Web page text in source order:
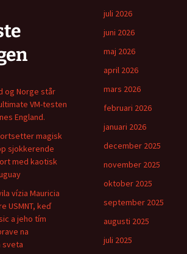
og Norge står
VM-testen
England.
magisk
sjokkerende
med kaotisk
vízia Mauricia
USMNT, keď
a jeho tím
na
sveta
juli 2026
juni 2026
maj 2026
april 2026
mars 2026
februari 2026
januari 2026
december 2025
november 2025
oktober 2025
september 2025
augusti 2025
juli 2025